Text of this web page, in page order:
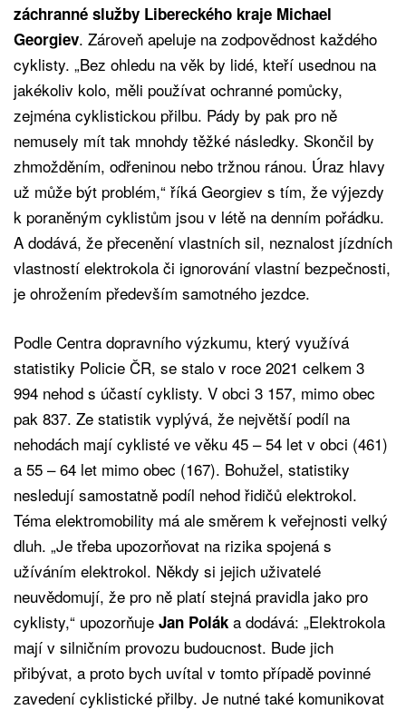
záchranné služby Libereckého kraje Michael
Georgiev. Zároveň apeluje na zodpovědnost každého
cyklisty. „Bez ohledu na věk by lidé, kteří usednou na
jakékoliv kolo, měli používat ochranné pomůcky,
zejména cyklistickou přilbu. Pády by pak pro ně
nemusely mít tak mnohdy těžké následky. Skončil by
zhmožděním, odřeninou nebo tržnou ránou. Úraz hlavy
už může být problém,“ říká Georgiev s tím, že výjezdy
k poraněným cyklistům jsou v létě na denním pořádku.
A dodává, že přecenění vlastních sil, neznalost jízdních
vlastností elektrokola či ignorování vlastní bezpečnosti,
je ohrožením především samotného jezdce.
Podle Centra dopravního výzkumu, který využívá
statistiky Policie ČR, se stalo v roce 2021 celkem 3
994 nehod s účastí cyklisty. V obci 3 157, mimo obec
pak 837. Ze statistik vyplývá, že největší podíl na
nehodách mají cyklisté ve věku 45 – 54 let v obci (461)
a 55 – 64 let mimo obec (167). Bohužel, statistiky
nesledují samostatně podíl nehod řidičů elektrokol.
Téma elektromobility má ale směrem k veřejnosti velký
dluh. „Je třeba upozorňovat na rizika spojená s
užíváním elektrokol. Někdy si jejich uživatelé
neuvědomují, že pro ně platí stejná pravidla jako pro
cyklisty,“ upozorňuje Jan Polák a dodává: „Elektrokola
mají v silničním provozu budoucnost. Bude jich
přibývat, a proto bych uvítal v tomto případě povinné
zavedení cyklistické přilby. Je nutné také komunikovat